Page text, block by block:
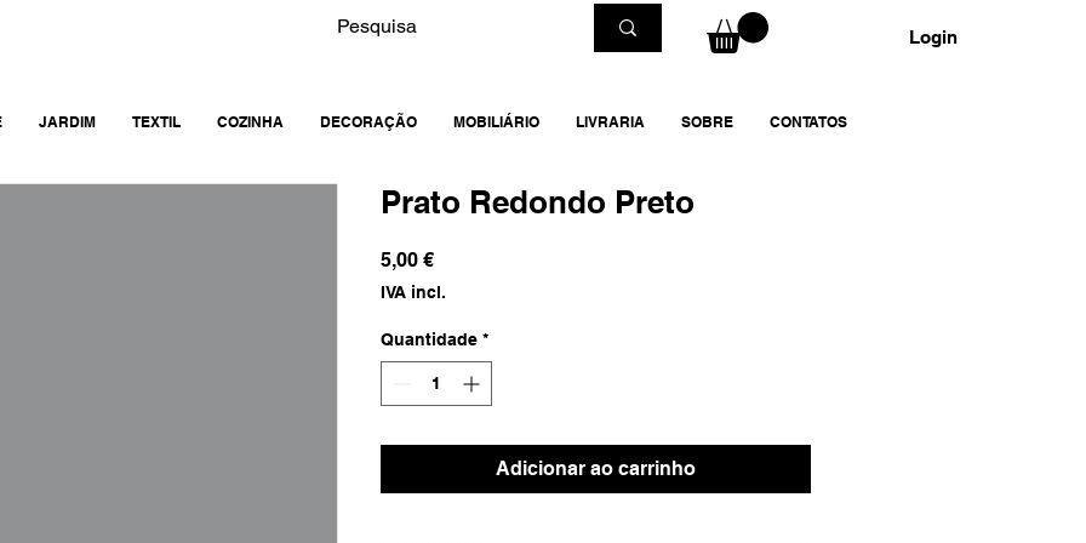
JARDIM TEXTIL COZINHA DECORAÇÃO MOBILIÁRIO LIVRARIA SOBRE CONTATOS
Login
Prato Redondo Preto
5,00 €Preço
IVA incl.
Quantidade *
Adicionar ao carrinho